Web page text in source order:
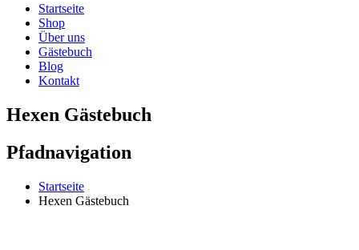
Startseite
Shop
Über uns
Gästebuch
Blog
Kontakt
Hexen Gästebuch
Pfadnavigation
Startseite
Hexen Gästebuch